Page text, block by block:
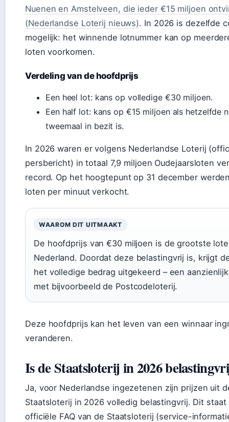
Nuenen en Amstelveen, die ieder €15 miljoen
(Nederlandse Loterij nieuws). In 2026 is dezelfde
mogelijk: het winnende lotnummer kan op
loten voorkomen.
Verdeling van de hoofdprijs
Een heel lot: kans op volledige €30 miljoen.
Een half lot: kans op €15 miljoen als hetzelfde
tweemaal in bezit is.
In 2026 waren er volgens Nederlandse Loterij
persbericht) in totaal 7,9 miljoen Oudejaarsloten
record. Op het hoogtepunt op 31 december
loten per minuut verkocht.
WAAROM DIT UITMAAKT
De hoofdprijs van €30 miljoen is de grootste
Nederland. Doordat deze belastingvrij is, krijgt
het volledige bedrag uitgekeerd – een
met bijvoorbeeld de Postcodeloterij.
Deze hoofdprijs kan het leven van een winnaar
veranderen.
Is de Staatsloterij in 2026
Ja, voor Nederlandse ingezetenen zijn prijzen uit
Staatsloterij in 2026 volledig belastingvrij. Dit staat
officiële FAQ van de Staatsloterij (service-